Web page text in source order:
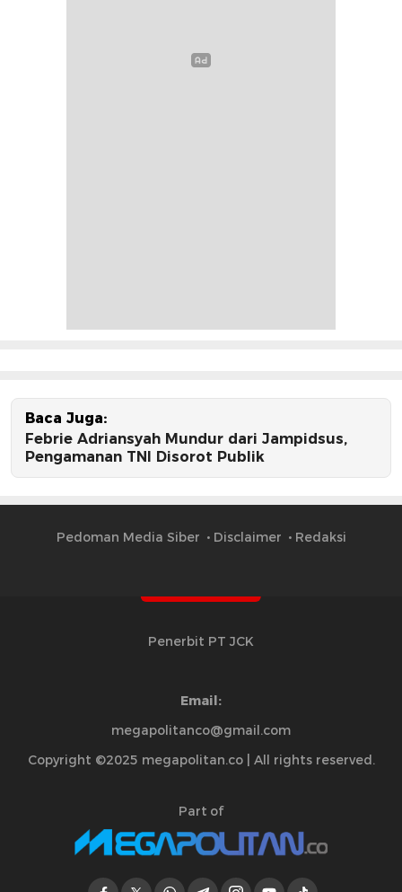
Baca Juga:
Febrie Adriansyah Mundur dari Jampidsus,
Pengamanan TNI Disorot Publik
Pedoman Media Siber Disclaimer Redaksi
Penerbit PT JCK
Email:
megapolitanco@gmail.com
Copyright ©2025 megapolitan.co | All rights reserved.
Part of